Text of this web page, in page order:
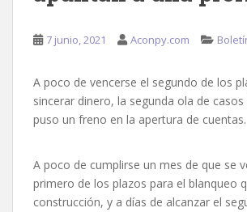
7 junio, 2021 Aconpy.com
A poco de vencerse el segundo de los
sincerar dinero, la segunda ola de
puso un freno en la apertura de cuentas.
A poco de cumplirse un mes de que se
primero de los plazos para el blanqueo
construcción, y a días de alcanzar el